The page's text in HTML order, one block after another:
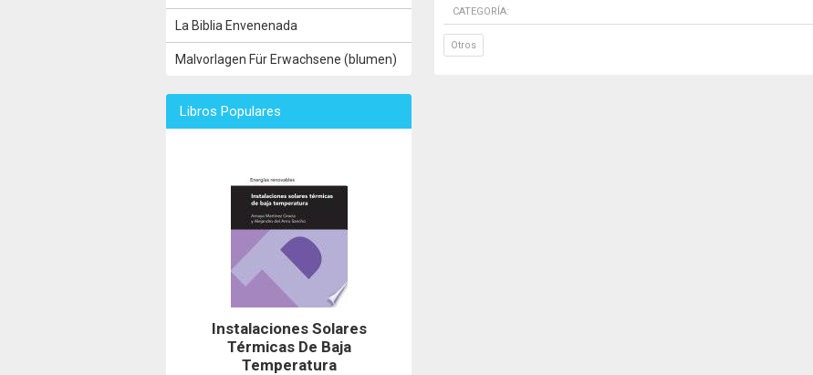
CATEGORÍA:
Otros
La Biblia Envenenada
Malvorlagen Für Erwachsene (blumen)
Libros Populares
Instalaciones Solares
Térmicas De Baja
Temperatura